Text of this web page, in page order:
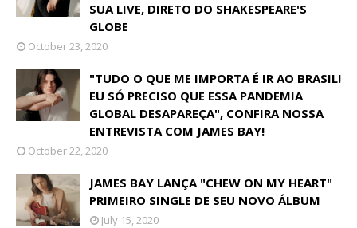
SUA LIVE, DIRETO DO SHAKESPEARE'S
GLOBE
October 23, 2020
"TUDO O QUE ME IMPORTA É IR AO BRASIL!
EU SÓ PRECISO QUE ESSA PANDEMIA
GLOBAL DESAPAREÇA", CONFIRA NOSSA
ENTREVISTA COM JAMES BAY!
October 22, 2020
JAMES BAY LANÇA "CHEW ON MY HEART"
PRIMEIRO SINGLE DE SEU NOVO ÁLBUM
July 15, 2020